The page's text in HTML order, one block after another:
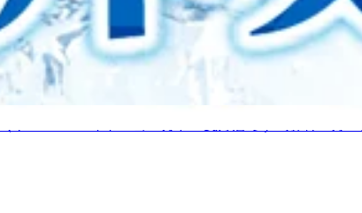
ーキュレーターを併用して空気を動かすと効率的で
熱性の高い日傘を活用して、体にあたる直射日光と
・水分・塩分補給：喉が渇く前に、スポーツドリン
ょう！Re.Ra.Kuでは、お疲れに合わせて、コース
お聞きください！沢山の方のご来店、お待ちしてお
シュ♪Re.Ra.Ku イトーヨーカドー曳舟店〈営業時
Re.Ra.Ku イトーヨーカドー曳舟店です♪明日、7月
。まだご案内可能時間が多いので、お客様のご希望
おります！※当ブログ投稿時の予約状況をもとにして
は！スタッフの鈴木です！先日は熊本県を中心とし
いるこの店舗も商業施設の中ですが油断せず、常に
頑張ります！ Re.Ra.Kuでは、お疲れに合わせて、
ッフにお聞きください！沢山の方のご来店、お待ち
変動が起きている場合もございますので、予めご了
ち(7)ふ(2)く(9)「七福」】の語呂合わせにちなんで7
徳増進・弁財天様：音楽、弁才、知恵・福禄寿様：